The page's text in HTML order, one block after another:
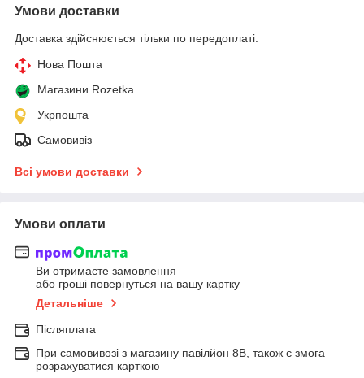
Умови доставки
Доставка здійснюється тільки по передоплаті.
Нова Пошта
Магазини Rozetka
Укрпошта
Самовивіз
Всі умови доставки
Умови оплати
Ви отримаєте замовлення
або гроші повернуться на вашу картку
Детальніше
Післяплата
При самовивозі з магазину павілйон 8В, також є змога
розрахуватися карткою